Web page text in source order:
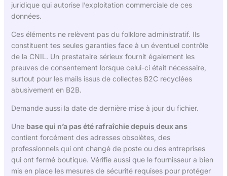
juridique qui autorise l’exploitation commerciale de ces
données.
Ces éléments ne relèvent pas du folklore administratif. Ils
constituent tes seules garanties face à un éventuel contrôle
de la CNIL. Un prestataire sérieux fournit également les
preuves de consentement lorsque celui-ci était nécessaire,
surtout pour les mails issus de collectes B2C recyclées
abusivement en B2B.
Demande aussi la date de dernière mise à jour du fichier.
Une base qui n’a pas été rafraîchie depuis deux ans
contient forcément des adresses obsolètes, des
professionnels qui ont changé de poste ou des entreprises
qui ont fermé boutique. Vérifie aussi que le fournisseur a bien
mis en place les mesures de sécurité requises pour protéger